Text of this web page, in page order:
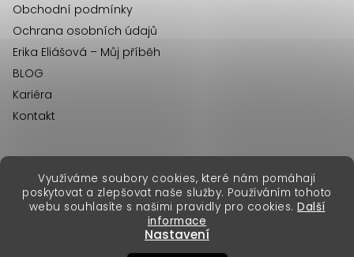
Využíváme soubory cookies, které nám pomáhají
poskytovat a zlepšovat naše služby. Používáním tohoto
webu souhlasíte s našimi pravidly pro cookies. Další
informace
Nastavení
Obchodní podmínky
Ochrana osobních údajů
Erika Eliášová – Můj příběh
BLOG
Kariéra
Kontakt
Vytvořil Shoptet Premium
Copyright 2026Erika Fashion. Všechna práva vyhrazena.
erikafashion.sk